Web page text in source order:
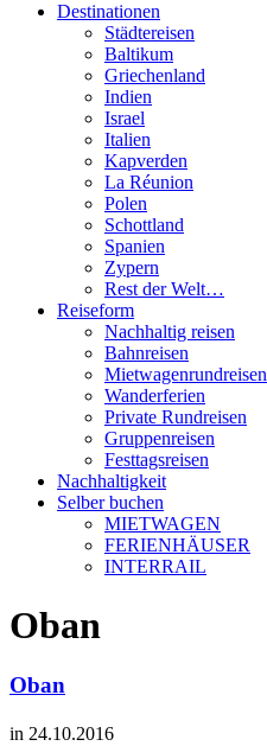
Destinationen
Städtereisen
Baltikum
Griechenland
Indien
Israel
Italien
Kapverden
La Réunion
Polen
Schottland
Spanien
Zypern
Rest der Welt…
Reiseform
Nachhaltig reisen
Bahnreisen
Mietwagenrundreisen
Wanderferien
Private Rundreisen
Gruppenreisen
Festtagsreisen
Nachhaltigkeit
Selber buchen
MIETWAGEN
FERIENHÄUSER
INTERRAIL
Oban
Oban
in 24.10.2016